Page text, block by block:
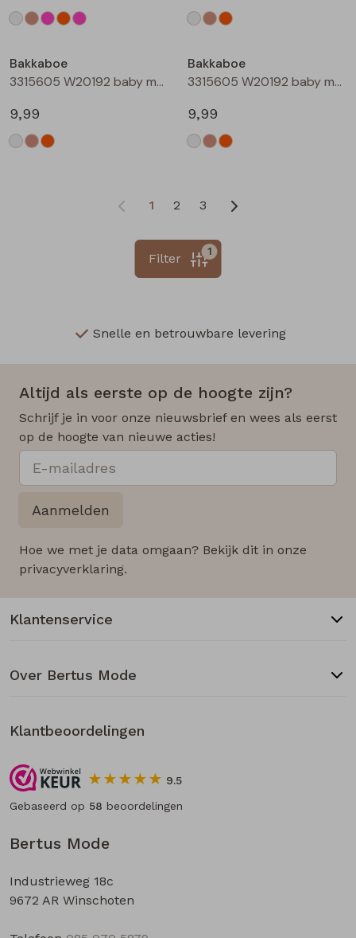
Bakkaboe
3315605 W20192 baby meisjes T-shirt lm Taupe
9,99
Bakkaboe
3315605 W20192 baby meisjes T-shirt lm Perzik
9,99
1 2 3
1
Filter
Snelle en betrouwbare levering
Altijd als eerste op de hoogte zijn?
Schrijf je in voor onze nieuwsbrief en wees als eerst
op de hoogte van nieuwe acties!
Aanmelden
Hoe we met je data omgaan? Bekijk dit in onze
privacyverklaring.
Bertus Mode
Industrieweg 18c
9672 AR Winschoten
Klantenservice
Over Bertus Mode
Klantbeoordelingen
9.5
Gebaseerd op 58 beoordelingen